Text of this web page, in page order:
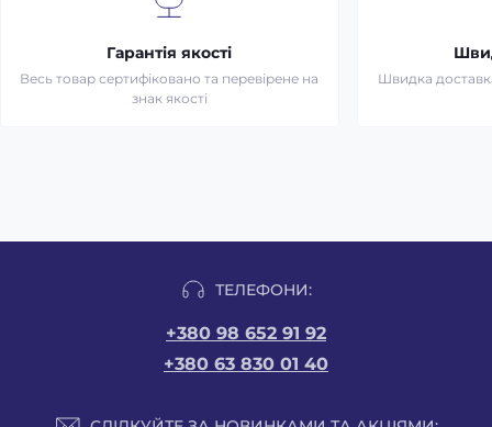
Гарантія якості
Весь товар сертифіковано та перевірене на
знак якості
Швидка
ТЕЛЕФОНИ:
+380 98 652 91 92
+380 63 830 01 40